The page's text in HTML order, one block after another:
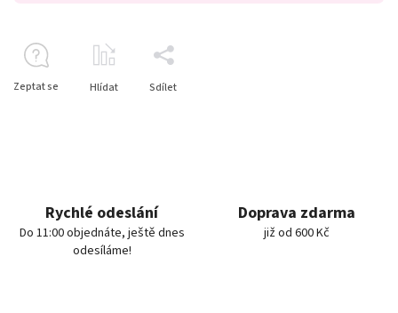
Zeptat se Hlídat Sdílet
Rychlé odeslání
Do 11:00 objednáte, ještě dnes
odesíláme!
Doprava zdarma
již od 600 Kč